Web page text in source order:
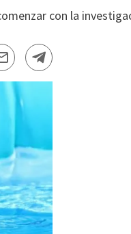
con la